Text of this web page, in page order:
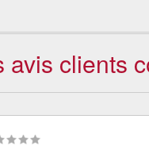
avis clients